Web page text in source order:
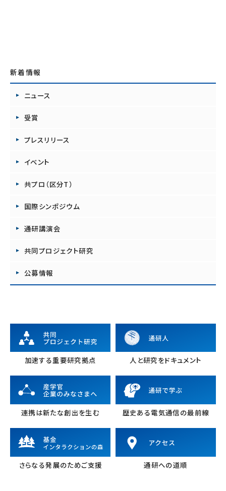
新着情報
ニュース
受賞
プレスリリース
イベント
共プロ（区分T）
国際シンポジウム
通研講演会
共同プロジェクト研究
公募情報
加速する重要研究拠点 人と研究をドキュメント
連携は新たな創出を生む 歴史ある電気通信の最前線
さらなる発展のためご支援 通研への道順